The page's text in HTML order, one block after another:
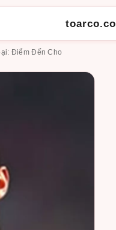
Điểm Đến Cho